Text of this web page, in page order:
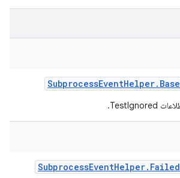
SubprocessEventHelper. Base
SubprocessEventHelper. Failed